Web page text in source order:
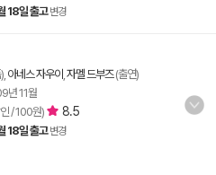
18일 출고 변경
아네스 자우이 자멜 드부즈(출연)
년 11월
/ 100원) 8.5
18일 출고 변경